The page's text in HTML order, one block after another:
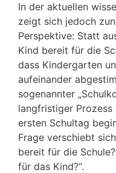
In der aktuellen
zeigt sich jedoch
Perspektive: Statt
Kind bereit für die
dass Kindergarten
aufeinander
sogenannter
langfristiger
ersten Schultag
Frage verschiebt
bereit für die
für das Kind?“.